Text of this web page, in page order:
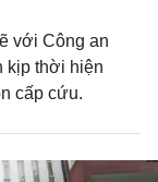
với Công an
kịp thời hiện
cấp cứu.